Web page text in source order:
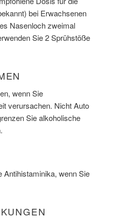
bei Erwachsenen
Nasenloch zweimal
Sie 2 Sprühstöße
wenn Sie
verursachen. Nicht Auto
Sie alkoholische
Antihistaminika, wenn Sie